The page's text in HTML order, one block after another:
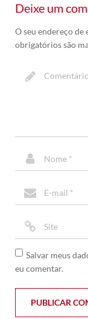
CASES
Deixe um
O seu endereço de
obrigatórios são
Salvar meus
eu comentar.